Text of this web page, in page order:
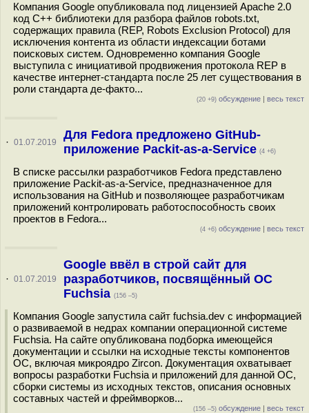
Компания Google опубликовала под лицензией Apache 2.0
код С++ библиотеки для разбора файлов robots.txt,
содержащих правила (REP, Robots Exclusion Protocol) для
исключения контента из области индексации ботами
поисковых систем. Одновременно компания Google
выступила с инициативой продвижения протокола REP в
качестве интернет-стандарта после 25 лет существования в
роли стандарта де-факто...
(20 +9) обсуждение | весь текст
· 01.07.2019
Для Fedora предложено GitHub-
приложение Packit-as-a-Service (4 +6)
В списке рассылки разработчиков Fedora представлено
приложение Packit-as-a-Service, предназначенное для
использования на GitHub и позволяющее разработчикам
приложений контролировать работоспособность своих
проектов в Fedora...
(4 +6) обсуждение | весь текст
· 01.07.2019
Google ввёл в строй сайт для
разработчиков, посвящённый ОС
Fuchsia (156 –5)
Компания Google запустила сайт fuchsia.dev с информацией
о развиваемой в недрах компании операционной системе
Fuchsia. На сайте опубликована подборка имеющейся
документации и ссылки на исходные тексты компонентов
ОС, включая микроядро Zircon. Документация охватывает
вопросы разработки Fuchsia и приложений для данной ОС,
сборки системы из исходных текстов, описания основных
составных частей и фреймворков...
(156 –5) обсуждение | весь текст